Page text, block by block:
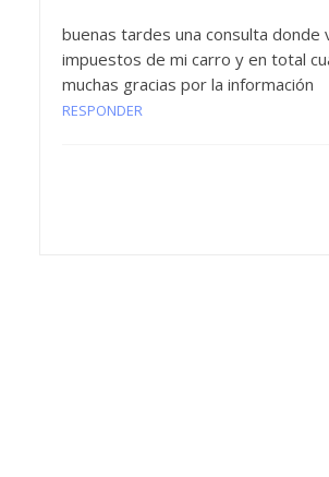
buenas tardes una consulta donde
impuestos de mi carro y en total
muchas gracias por la información
RESPONDER